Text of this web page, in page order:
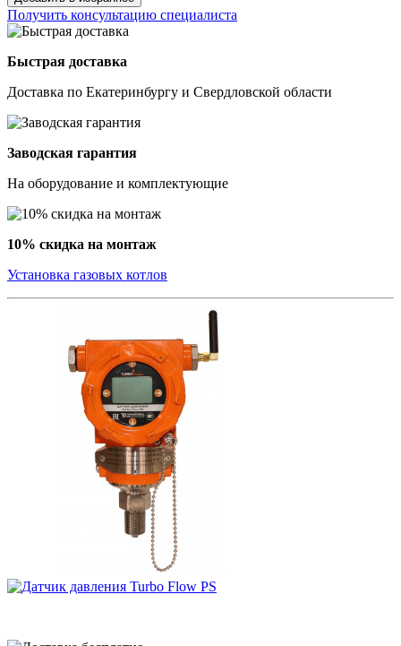
Получить консультацию специалиста
Быстрая доставка
Доставка по Екатеринбургу и Свердловской области
Заводская гарантия
На оборудование и комплектующие
10% скидка на монтаж
Установка газовых котлов